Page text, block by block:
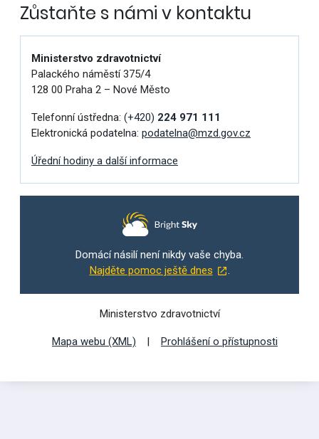
Zůstaňte s námi v kontaktu
Ministerstvo zdravotnictví
Palackého náměstí 375/4
128 00 Praha 2 – Nové Město
Telefonní ústředna: (+420) 224 971 111
Elektronická podatelna: podatelna@mzd.gov.cz
Úřední hodiny a další informace
Domácí násilí není nikdy vaše chyba.
Najděte pomoc ještě dnes
Ministerstvo zdravotnictví
Mapa webu (XML) Prohlášení o přístupnosti